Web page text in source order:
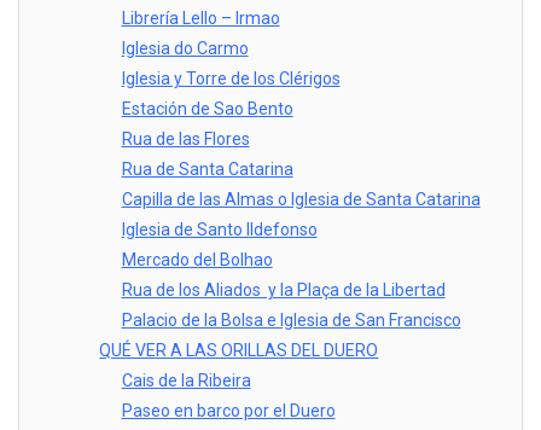
Librería Lello – Irmao
Iglesia do Carmo
Iglesia y Torre de los Clérigos
Estación de Sao Bento
Rua de las Flores
Rua de Santa Catarina
Capilla de las Almas o Iglesia de Santa Catarina
Iglesia de Santo Ildefonso
Mercado del Bolhao
Rua de los Aliados y la Plaça de la Libertad
Palacio de la Bolsa e Iglesia de San Francisco
QUÉ VER A LAS ORILLAS DEL DUERO
Cais de la Ribeira
Paseo en barco por el Duero